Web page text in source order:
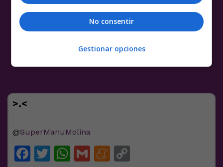
>.<
@SuperManuMolina
Facebook
Twitter
WhatsApp
GmailMeneame
No consentir
Gestionar opciones